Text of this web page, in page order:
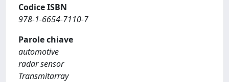
Codice ISBN
978-1-6654-7110-7
Parole chiave
automotive
radar sensor
Transmitarray